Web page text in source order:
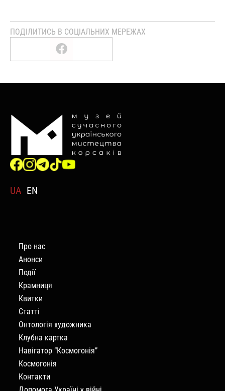
ПОДІЛИТИСЬ В СОЦІАЛЬНИХ МЕРЕЖАХ
UA EN
Про нас
Анонси
Події
Крамниця
Квитки
Статті
Онтологія художника
Клубна картка
Навігатор “Космогонія”
Космогонія
Контакти